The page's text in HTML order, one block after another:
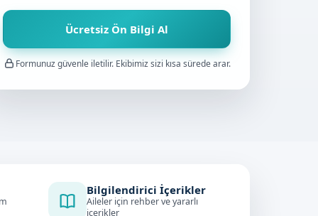
Ücretsiz Ön Bilgi Al
Formunuz güvenle iletilir. Ekibimiz sizi kısa sürede arar.
Bilgilendirici İçerikler
Aileler için rehber ve yararlı
içerikler